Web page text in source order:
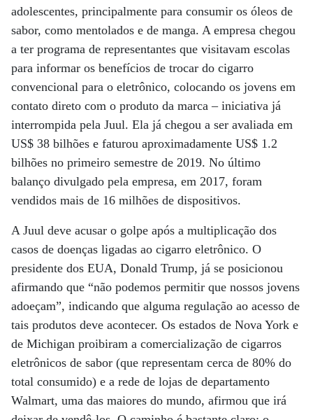
adolescentes, principalmente para consumir os óleos de
sabor, como mentolados e de manga. A empresa chegou
a ter programa de representantes que visitavam escolas
para informar os benefícios de trocar do cigarro
convencional para o eletrônico, colocando os jovens em
contato direto com o produto da marca – iniciativa já
interrompida pela Juul. Ela já chegou a ser avaliada em
US$ 38 bilhões e faturou aproximadamente US$ 1.2
bilhões no primeiro semestre de 2019. No último
balanço divulgado pela empresa, em 2017, foram
vendidos mais de 16 milhões de dispositivos.
A Juul deve acusar o golpe após a multiplicação dos
casos de doenças ligadas ao cigarro eletrônico. O
presidente dos EUA, Donald Trump, já se posicionou
afirmando que “não podemos permitir que nossos jovens
adoeçam”, indicando que alguma regulação ao acesso de
tais produtos deve acontecer. Os estados de Nova York e
de Michigan proibiram a comercialização de cigarros
eletrônicos de sabor (que representam cerca de 80% do
total consumido) e a rede de lojas de departamento
Walmart, uma das maiores do mundo, afirmou que irá